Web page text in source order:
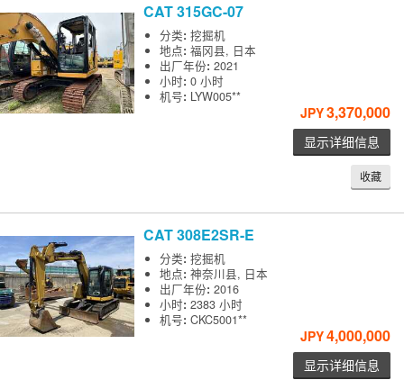
CAT315GC-07
分类:挖掘机
地点:福冈县, 日本
出厂年份:2021
小时:0 小时
机号: LYW005**
JPY3,370,000
显示详细信息
收藏
CAT308E2SR-E
分类:挖掘机
地点:神奈川县, 日本
出厂年份:2016
小时:2383 小时
机号:CKC5001**
JPY4,000,000
显示详细信息